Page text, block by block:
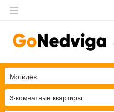
3-комнатные квартиры
Могилев